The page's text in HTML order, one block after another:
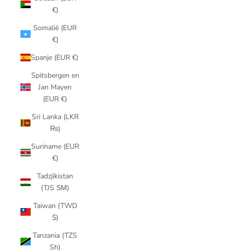
€)
Somalië (EUR
€)
Spanje (EUR €)
Spitsbergen en
Jan Mayen
(EUR €)
Sri Lanka (LKR
₨)
Suriname (EUR
€)
Tadzjikistan
(TJS ЅМ)
Taiwan (TWD
$)
Tanzania (TZS
Sh)